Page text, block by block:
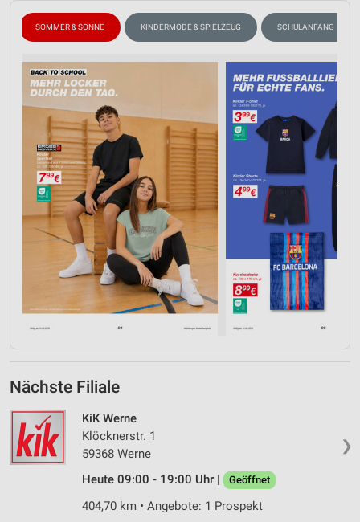
SOMMER & SONNE KINDERMODE & SPIELZEUG SCHULANFANG
Nächste Filiale
❯
KiK Werne
Klöcknerstr. 1
59368 Werne
Heute 09:00 - 19:00 Uhr |
Geöffnet
404,70 km • Angebote: 1 Prospekt